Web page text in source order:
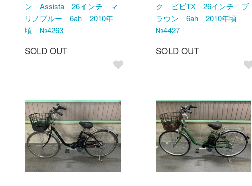
ン Assista 26インチ マ
リノブルー 6ah 2010年
頃 №4263
SOLD OUT
ク ビビTX 26インチ ブ
ラウン 6ah 2010年頃
№4427
SOLD OUT